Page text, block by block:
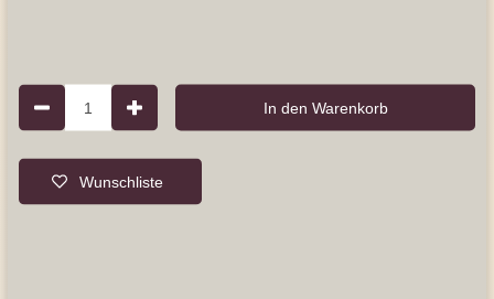
1 In den Warenkorb
Wunschliste